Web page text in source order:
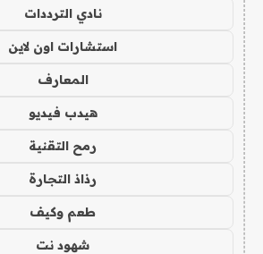
نادي الترددات
استشارات اون لاين
المعارف
هيدب فيديو
رمح التقنية
رذاذ التجارة
طعم وكيف
شهود نت